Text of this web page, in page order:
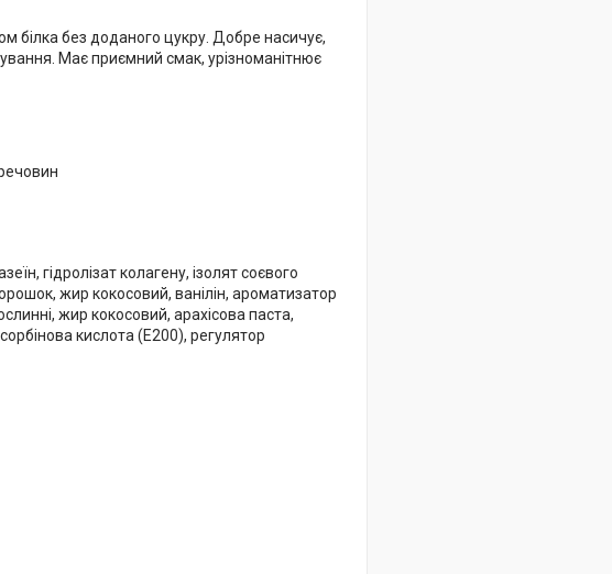
білка без доданого цукру. Добре насичує,
Має приємний смак, урізноманітнює
гідролізат колагену, ізолят соєвого
жир кокосовий, ванілін, ароматизатор
жир кокосовий, арахісова паста,
кислота (Е200), регулятор